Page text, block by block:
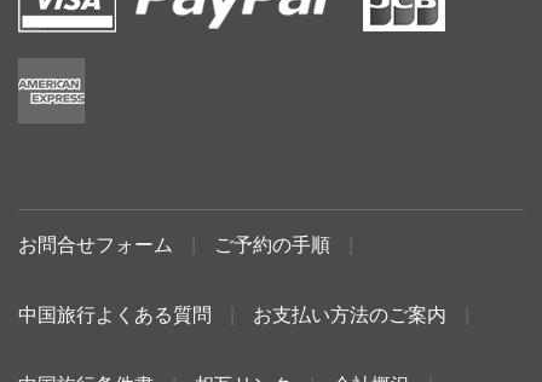
お問合せフォーム ご予約の手順
中国旅行よくある質問 お支払い方法のご案内